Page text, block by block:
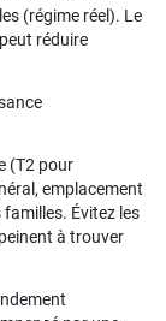
(régime réel). Le
réduire
(T2 pour
emplacement
Évitez les
à trouver